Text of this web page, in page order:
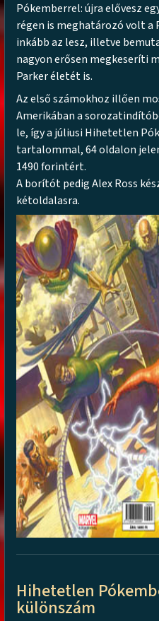
Pókemberrel: újra elővesz
régen is meghatározó volt a
inkább az lesz, illetve
nagyon erősen megkeseríti
Parker életét is.
Az első számokhoz illően
Amerikában a
le, így a júliusi Hihetetlen
tartalommal, 64 oldalon
1490 forintért.
A borítót pedig Alex Ross
kétoldalasra.
Hihetetlen
különszám